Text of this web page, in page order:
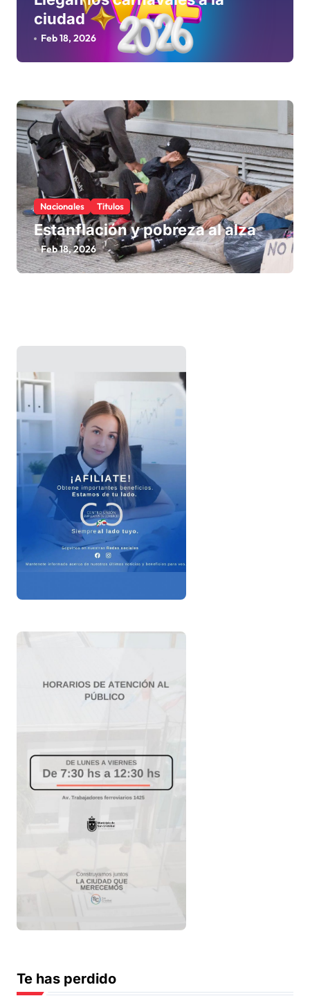
ciudad
Feb 18, 2026
Nacionales Titulos
Estanflación y pobreza al alza
Feb 18, 2026
Te has perdido